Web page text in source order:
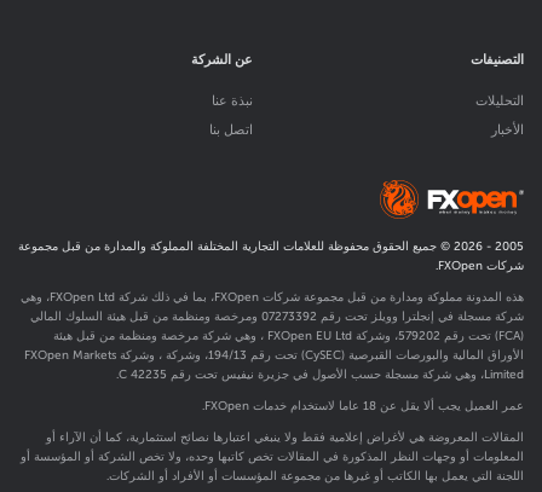
التصنيفات
التحليلات
الأخبار
عن الشركة
نبذة عنا
اتصل بنا
2005 -
2026 © جميع الحقوق محفوظة للعلامات التجارية المختلفة المملوكة والمدارة من قبل مجموعة
شركات FXOpen.
هذه المدونة مملوكة ومدارة من قبل مجموعة شركات FXOpen، بما في ذلك شركة FXOpen Ltd، وهي
شركة مسجلة في إنجلترا وويلز تحت رقم 07273392 ومرخصة ومنظمة من قبل هيئة السلوك المالي
(FCA) تحت رقم
579202
، وشركة FXOpen EU Ltd ، وهي شركة مرخصة ومنظمة من قبل هيئة
الأوراق المالية والبورصات القبرصية (CySEC) تحت رقم 194/13، وشركة ، وشركة FXOpen Markets
Limited، وهي شركة مسجلة حسب الأصول في جزيرة نيفيس تحت رقم C 42235.
عمر العميل يجب ألا يقل عن 18 عاما لاستخدام خدمات FXOpen.
المقالات المعروضة هي لأغراض إعلامية فقط ولا ينبغي اعتبارها نصائح استثمارية، كما أن الآراء أو
المعلومات أو وجهات النظر المذكورة في المقالات تخص كاتبها وحده، ولا تخص الشركة أو المؤسسة أو
اللجنة التي يعمل بها الكاتب أو غيرها من مجموعة المؤسسات أو الأفراد أو الشركات.